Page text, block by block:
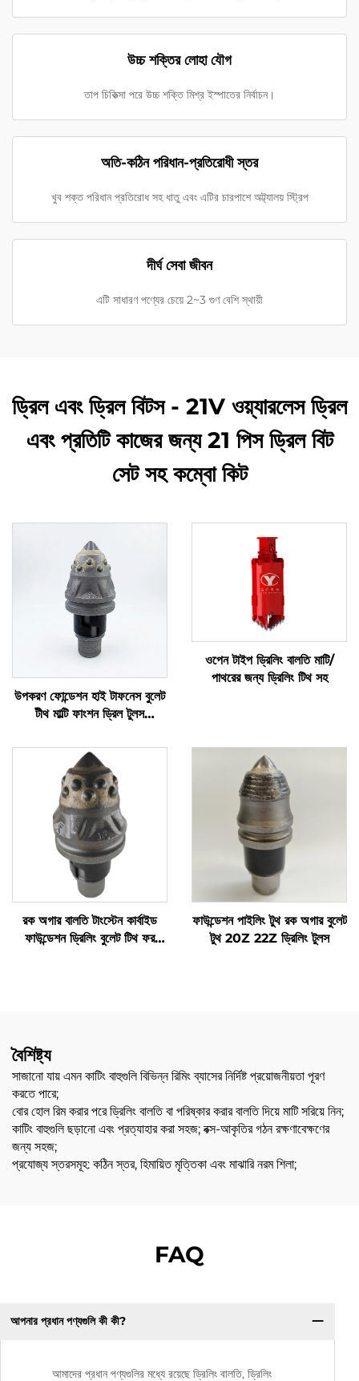
উচ্চ শক্তির লোহা যৌগ
তাপ চিকিত্সা পরে উচ্চ শক্তি মিশ্র ইস্পাতের নির্বাচন।
অতি-কঠিন পরিধান-প্রতিরোধী স্তর
খুব শক্ত পরিধান প্রতিরোধ সহ ধাতু এবং এটির চারপাশে অট্ট্যালয় স্ট্রিপ
দীর্ঘ সেবা জীবন
এটি সাধারণ পণ্যের চেয়ে 2~3 গুণ বেশি স্থায়ী
ড্রিল এবং ড্রিল বিটস - 21V ওয়্যারলেস ড্রিল
এবং প্রতিটি কাজের জন্য 21 পিস ড্রিল বিট
সেট সহ কম্বো কিট
উপকরণ ফোন্ডেশন হাই টাফনেস বুলেট
টীথ মাল্টি ফাংশন ড্রিল টুলস
ওপেন টাইপ ড্রিলিং বালতি মাটি/
পাথরের জন্য ড্রিলিং টিথ সহ
রক অগার বালতি টাংস্টেন কার্বাইড
ফাউন্ডেশন ড্রিলিং বুলেট টিথ ফর
ফাউন্ডেশন পাইলিং টুথ রক অগার বুলেট
টুথ 20Z 22Z ড্রিলিং টুলস
বৈশিষ্ট্য
সাজানো যায় এমন কাটিং বাহুগুলি বিভিন্ন রিমিং ব্যাসের নির্দিষ্ট প্রয়োজনীয়তা পূরণ
করতে পারে;
বোর হোল রিম করার পরে ড্রিলিং বালতি বা পরিষ্কার করার বালতি দিয়ে মাটি সরিয়ে নিন;
কাটিং বাহুগুলি ছড়ানো এবং প্রত্যাহার করা সহজ; বক্স-আকৃতির গঠন রক্ষণাবেক্ষণের
জন্য সহজ;
প্রযোজ্য স্তরসমূহ: কঠিন স্তর, হিমায়িত মৃত্তিকা এবং মাঝারি নরম শিলা;
FAQ
আপনার প্রধান পণ্যগুলি কী কী?
আমাদের প্রধান পণ্যগুলির মধ্যে রয়েছে ড্রিলিং বালতি, ড্রিলিং